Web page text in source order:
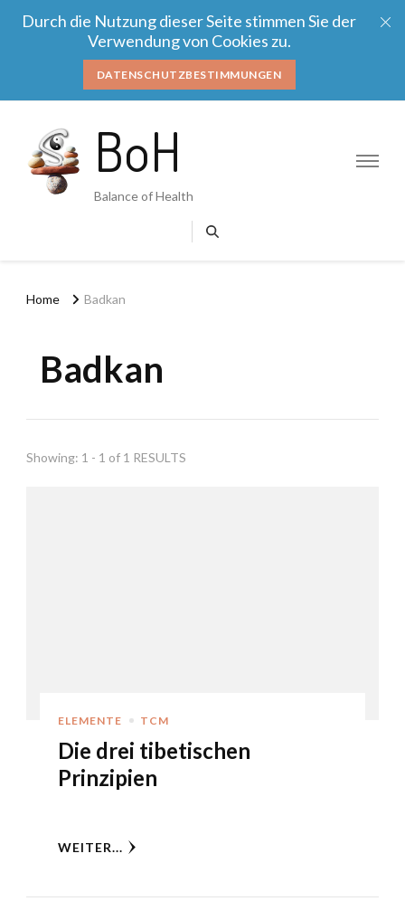
Durch die Nutzung dieser Seite stimmen Sie der
Verwendung von Cookies zu.
DATENSCHUTZBESTIMMUNGEN
BoH
Balance of Health
Home Badkan
Badkan
Showing: 1 - 1 of 1 RESULTS
ELEMENTE TCM
Die drei tibetischen
Prinzipien
WEITER...